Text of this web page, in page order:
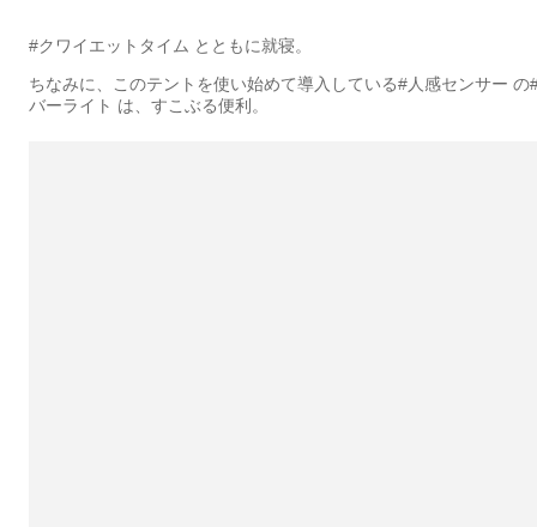
#クワイエットタイム とともに就寝。
ちなみに、このテントを使い始めて導入している#人感センサー の
バーライト は、すこぶる便利。